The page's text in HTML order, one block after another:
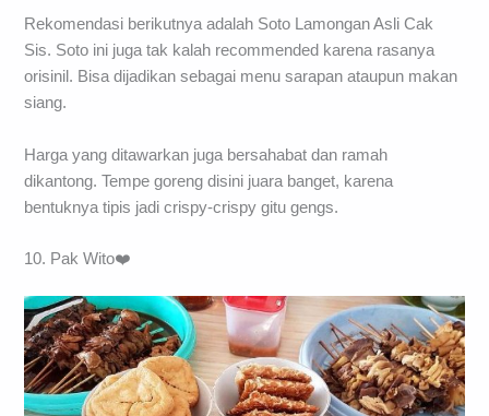
Rekomendasi berikutnya adalah Soto Lamongan Asli Cak
Sis. Soto ini juga tak kalah recommended karena rasanya
orisinil. Bisa dijadikan sebagai menu sarapan ataupun makan
siang.
Harga yang ditawarkan juga bersahabat dan ramah
dikantong. Tempe goreng disini juara banget, karena
bentuknya tipis jadi crispy-crispy gitu gengs.
10. Pak Wito❤️